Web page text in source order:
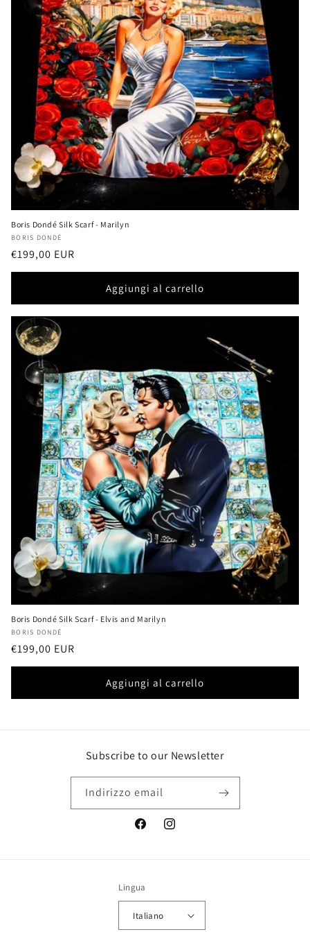
Boris Dondé Silk Scarf - Marilyn
Produttore:
BORIS DONDÉ
Prezzo
di
€199,00 EUR
Aggiungi al carrello
Boris Dondé Silk Scarf - Elvis and Marilyn
Produttore:
BORIS DONDÉ
Prezzo
di
€199,00 EUR
Aggiungi al carrello
Subscribe to our Newsletter
Indirizzo email
FacebookInstagram
Lingua
Italiano